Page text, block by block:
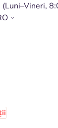
(Luni–Vineri,